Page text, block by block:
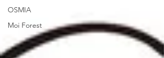
OSMIA
Moi Forest